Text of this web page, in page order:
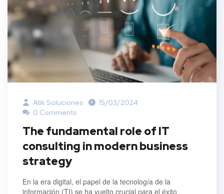
Atik Soluciones
15/03/2024
0 Comments
The fundamental role of IT
consulting in modern business
strategy
En la era digital, el papel de la tecnología de la
información (TI) se ha vuelto crucial para el éxito